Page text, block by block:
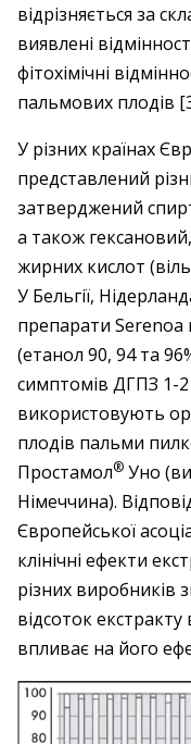
відрізняється за
виявлені
фітохімічні
пальмових плодів
У різних країнах
представлений
затверджений
а також
жирних кислот
У Бельгії,
препарати Serenoa
(етанол 90, 94 та
симптомів ДГПЗ 1-2
використовують
плодів пальми
Простамол® Уно
Німеччина).
Європейської
клінічні ефекти
різних виробників
відсоток
впливає на його